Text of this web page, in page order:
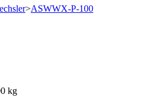
>ASWWX-P-100
kg